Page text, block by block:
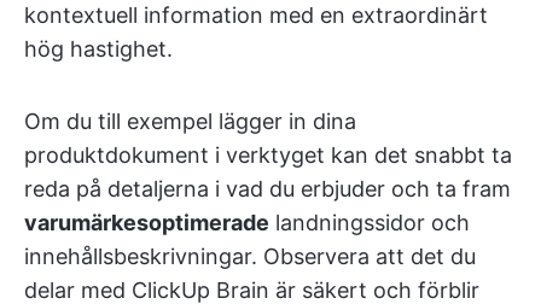
kontextuell information med en extraordinärt
hög hastighet.
Om du till exempel lägger in dina
produktdokument i verktyget kan det snabbt ta
reda på detaljerna i vad du erbjuder och ta fram
varumärkesoptimerade landningssidor och
innehållsbeskrivningar. Observera att det du
delar med ClickUp Brain är säkert och förblir